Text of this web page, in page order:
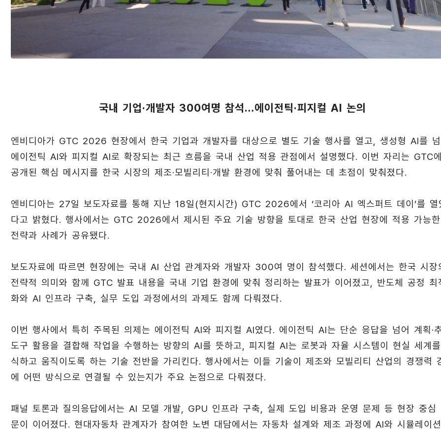
국내 기업·개발자 300여명 참석…에이전틱·피지컬 AI 논의
엔비디아가 GTC 2026 현장에서 한국 기업과 개발자를 대상으로 별도 기술 행사를 열고, 생성형 AI를
에이전틱 AI와 피지컬 AI로 확장되는 최근 흐름을 국내 산업 적용 관점에서 설명했다. 이번 자리는 GTC
공개된 핵심 메시지를 한국 시장의 제조·모빌리티·개발 환경에 맞춰 풀어내는 데 초점이 맞춰졌다.
엔비디아는 27일 보도자료를 통해 지난 18일(현지시간) GTC 2026에서 ‘코리아 AI 엑스퍼트 데이’를 열
다고 밝혔다. 행사에서는 GTC 2026에서 제시된 주요 기술 방향을 토대로 한국 산업 현장에 적용 가능
전략과 사례가 공유됐다.
보도자료에 따르면 현장에는 국내 AI 산업 관계자와 개발자 300여 명이 참석했다. 세션에서는 한국 시장
전략적 의미와 함께 GTC 발표 내용을 국내 기업 환경에 맞춰 정리하는 발표가 이어졌고, 반도체 공정 최
화와 AI 인프라 구축, 실무 도입 과정에서의 과제도 함께 다뤄졌다.
이번 행사에서 특히 주목된 의제는 에이전틱 AI와 피지컬 AI였다. 에이전틱 AI는 단순 응답을 넘어 계획·
도구 활용을 결합해 작업을 수행하는 방향의 AI를 뜻하고, 피지컬 AI는 로봇과 자율 시스템이 현실 세계
식하고 움직이도록 하는 기술 전반을 가리킨다. 행사에서는 이들 기술이 제조와 모빌리티 산업의 경쟁력
에 어떤 방식으로 연결될 수 있는지가 주요 논점으로 다뤄졌다.
패널 토론과 질의응답에서는 AI 모델 개발, GPU 인프라 구축, 실제 도입 비용과 운영 문제 등 현장 중심
문이 이어졌다. 현대자동차 관계자가 참여한 노변 대담에서는 자동차 설계와 제조 과정에 AI와 시뮬레이